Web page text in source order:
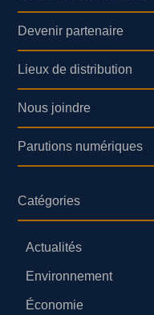
Devenir partenaire
Lieux de distribution
Nous joindre
Parutions numériques
Catégories
Actualités
Environnement
Économie